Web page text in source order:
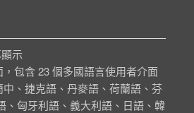
示
包含 23 個多國語言使用者介面
中、捷克語、丹麥語、荷蘭語、芬
、匈牙利語、義大利語、日語、韓